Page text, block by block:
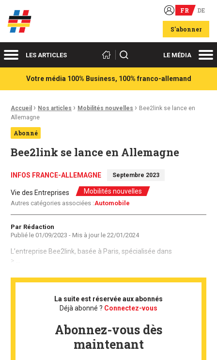
Acteurs du franco-allemand FR DE
S'abonner
MenuLES ARTICLES Rechercher LE MÉDIA
Votre média 100% Business, 100% franco-allemand
Fil d'Ariane :
Accueil › Nos articles › Mobilités nouvelles › Bee2link se lance en
Allemagne
Abonné
Bee2link se lance en Allemagne
INFOS FRANCE-ALLEMAGNE Septembre 2023
Vie des Entreprises Mobilités nouvelles
Autres catégories associées :Automobile
Auteur
Par Rédaction
Publié le 01/09/2023 - Mis à jour le 22/01/2024
L’entreprise Bee2link, basée à Paris, spécialisée dans
> ...
La suite est réservée aux abonnés
Déjà abonné ? Connectez-vous
Abonnez-vous dès
maintenant